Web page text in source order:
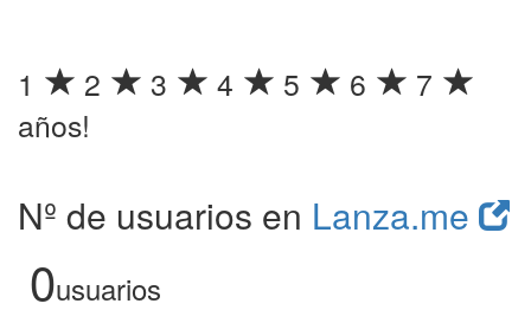
1 2 3 4 5 6
7
años!
Nº de usuarios en Lanza.me
0usuarios